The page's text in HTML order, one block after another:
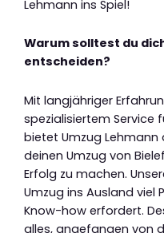
Lehmann ins Spiel!
Warum solltest du
entscheiden?
Mit langjähriger
spezialisiertem Service
bietet Umzug Lehmann
deinen Umzug von
Erfolg zu machen.
Umzug ins Ausland viel
Know-how erfordert.
alles, angefangen von